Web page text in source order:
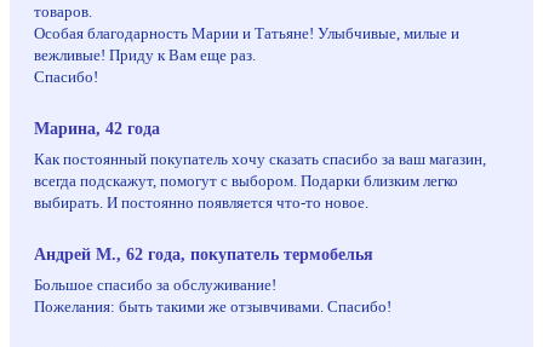
товаров.
Особая благодарность Марии и Татьяне! Улыбчивые, милые и
вежливые! Приду к Вам еще раз.
Спасибо!
Марина, 42 года
Как постоянный покупатель хочу сказать спасибо за ваш магазин,
всегда подскажут, помогут с выбором. Подарки близким легко
выбирать. И постоянно появляется что-то новое.
Андрей М., 62 года, покупатель термобелья
Большое спасибо за обслуживание!
Пожелания: быть такими же отзывчивами. Спасибо!